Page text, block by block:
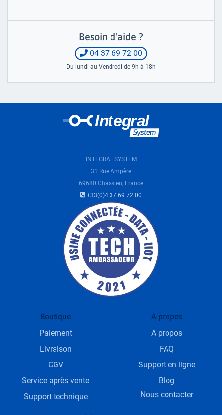
Besoin d'aide ?
04 37 69 72 00
Du lundi au Vendredi de 9h à 18h
INTEGRAL SYSTEM
31 Rue Ampère
69680 Chassieu, France
+33(0)4 37 69 72 00
Boutique
Paiement
Livraison
CGV
Service après vente
Support technique
A propos
A propos
FAQ
Support en ligne
Blog
Nous contacter